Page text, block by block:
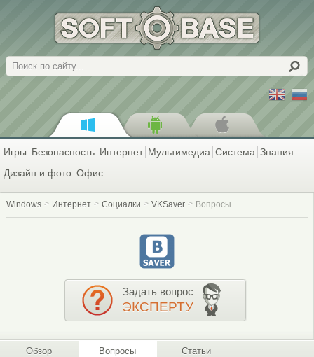
Поиск
Игры Безопасность Интернет Мультимедиа Система Знания
Дизайн и фото Офис
Windows Интернет Социалки VKSaver Вопросы
Задать вопрос
ЭКСПЕРТУ
Обзор Вопросы Статьи